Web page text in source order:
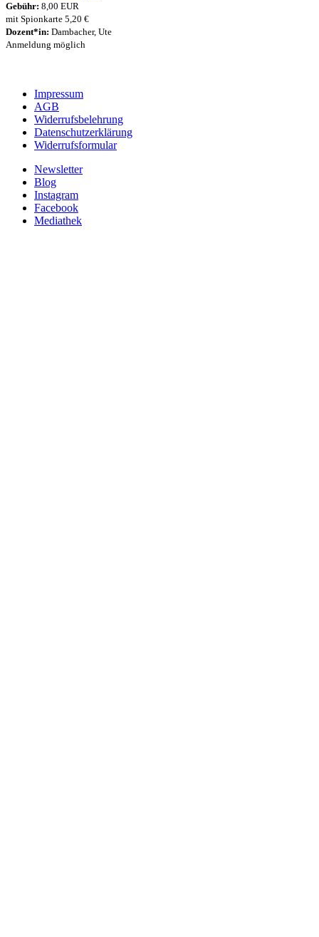
Gebühr: 8,00 EUR
mit Spionkarte 5,20 €
Dozent*in: Dambacher, Ute
Anmeldung möglich
Impressum
AGB
Widerrufsbelehrung
Datenschutzerklärung
Widerrufsformular
Newsletter
Blog
Instagram
Facebook
Mediathek